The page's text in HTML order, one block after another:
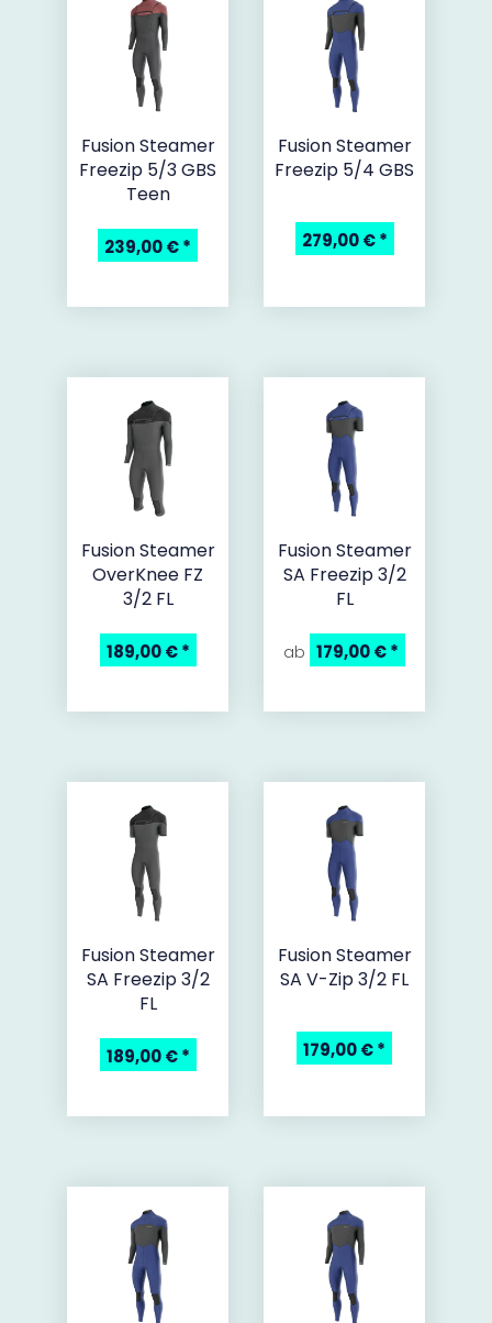
Fusion Steamer
Freezip 5/3 GBS
Teen
239,00 €*
Fusion Steamer
Freezip 5/4 GBS
279,00 €*
Fusion Steamer
OverKnee FZ
3/2 FL
189,00 €*
Fusion Steamer
SA Freezip 3/2
FL
ab 179,00 €*
Fusion Steamer
SA Freezip 3/2
FL
189,00 €*
Fusion Steamer
SA V-Zip 3/2 FL
179,00 €*